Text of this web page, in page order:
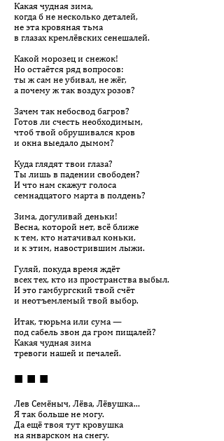
Какая чудная зима,
когда б не несколько деталей,
не эта кровяная тьма
в глазах кремлёвских сенешалей.
Какой морозец и снежок!
Но остаётся ряд вопросов:
ты ж сам не убивал, не жёг,
а почему ж так воздух розов?
Зачем так небосвод багров?
Готов ли счесть необходимым,
чтоб твой обрушивался кров
и окна выедало дымом?
Куда глядят твои глаза?
Ты лишь в падении свободен?
И что нам скажут голоса
семнадцатого марта в полдень?
Зима, догуливай деньки!
Весна, которой нет, всё ближе
к тем, кто натачивал коньки,
и к этим, навострившим лыжи.
Гуляй, покуда время ждёт
всех тех, кто из пространства выбыл.
И это гамбургский твой счёт
и неотъемлемый твой выбор.
Итак, тюрьма или сума —
под сабель звон да гром пищалей?
Какая чудная зима
тревоги нашей и печалей.
■ ■ ■
Лев Семёныч, Лёва, Лёвушка…
Я так больше не могу.
Да ещё твоя тут кровушка
на январском на снегу.